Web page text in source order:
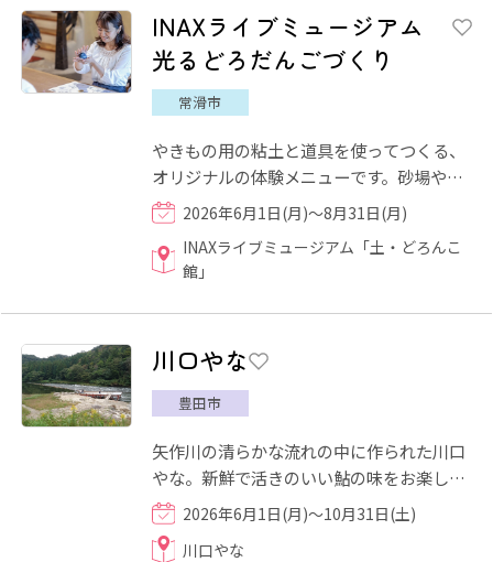
INAXライブミュージアム
光るどろだんごづくり
常滑市
やきもの用の粘土と道具を使ってつくる、
オリジナルの体験メニューです。砂場や園
庭で作る「どろだんご」とは全く違う方法
で、粘土の球を削り、色...
2026年6月1日(月)～8月31日(月)
INAXライブミュージアム「土・どろんこ
館」
川口やな
豊田市
矢作川の清らかな流れの中に作られた川口
やな。新鮮で活きのいい鮎の味をお楽しみ
下さい。こだわりの岩塩を使用した鮎の塩
焼きやフライなども食べ...
2026年6月1日(月)～10月31日(土)
川口やな